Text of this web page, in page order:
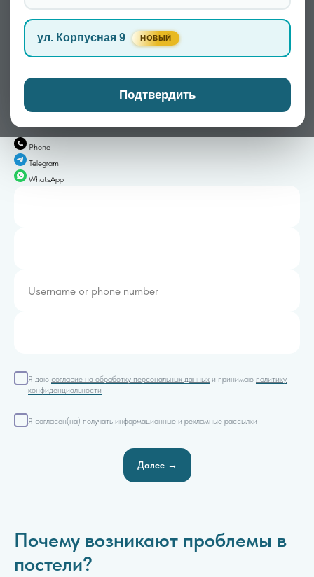
ул. Корпусная 9 НОВЫЙ
Подтвердить
случаи не превратились в хроническую проблему.
Phone
Telegram
WhatsApp
Я даю согласие на обработку персональных данных и принимаю политику
конфиденциальности
Я согласен(на) получать информационные и рекламные рассылки
Далее →
Почему возникают проблемы в
постели?